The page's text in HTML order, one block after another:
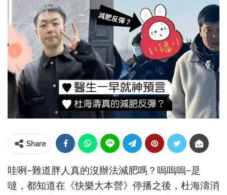
Share
哇咧~難道胖人真的沒辦法減肥嗎？嗚嗚嗚~是
噠，都知道在《快樂大本營》停播之後，杜海濤消